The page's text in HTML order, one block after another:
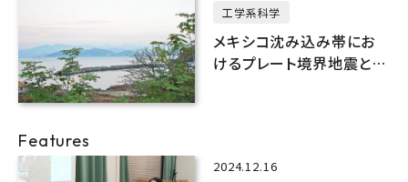
工学系科学
メキシコ沈み込み帯にお
けるプレート境界地震と温
Features
2024.12.16